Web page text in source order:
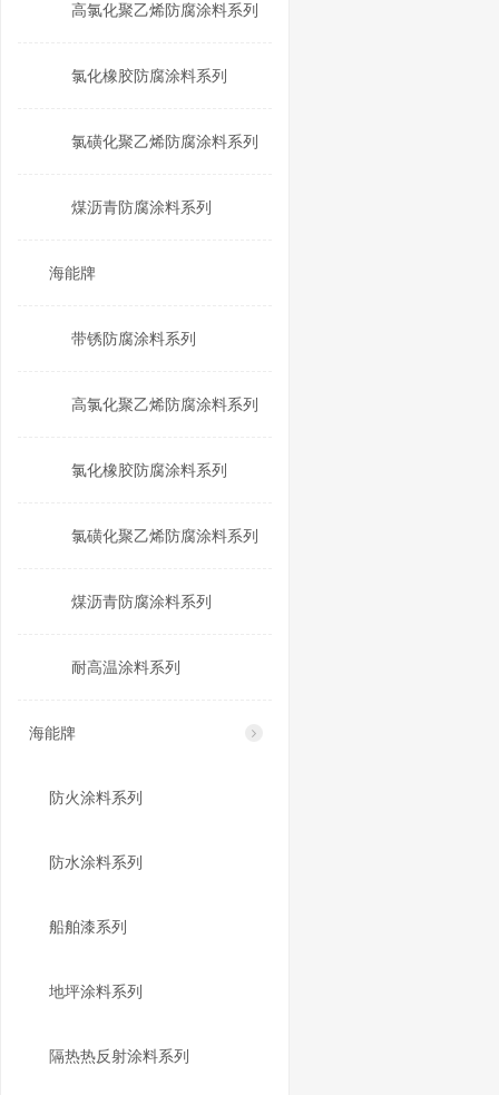
高氯化聚乙烯防腐涂料系列
氯化橡胶防腐涂料系列
氯磺化聚乙烯防腐涂料系列
煤沥青防腐涂料系列
海能牌
带锈防腐涂料系列
高氯化聚乙烯防腐涂料系列
氯化橡胶防腐涂料系列
氯磺化聚乙烯防腐涂料系列
煤沥青防腐涂料系列
耐高温涂料系列
海能牌
防火涂料系列
防水涂料系列
船舶漆系列
地坪涂料系列
隔热热反射涂料系列